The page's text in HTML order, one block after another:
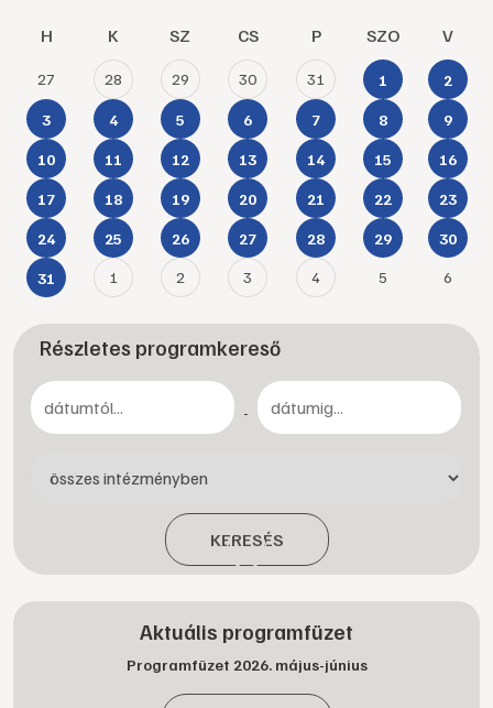
H K SZ CS P SZO V
27 28 29 30 31 1 2
3 4 5 6 7 8 9
10 11 12 13 14 15 16
17 18 19 20 21 22 23
24 25 26 27 28 29 30
31 1 2 3 4 5 6
Részletes programkereső
-
KERESÉS
Aktuális programfüzet
Programfüzet 2026. május-június